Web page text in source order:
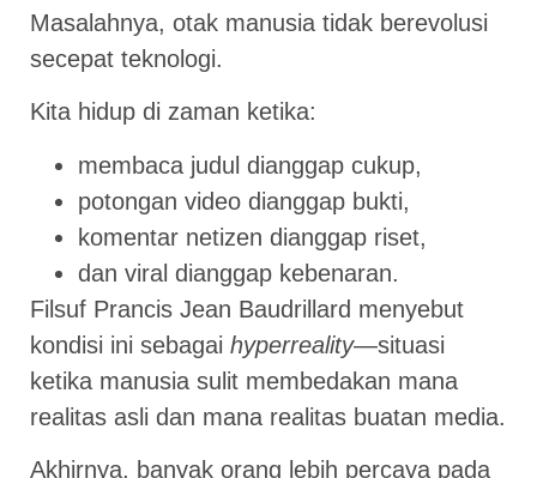
Masalahnya, otak manusia tidak berevolusi
secepat teknologi.
Kita hidup di zaman ketika:
membaca judul dianggap cukup,
potongan video dianggap bukti,
komentar netizen dianggap riset,
dan viral dianggap kebenaran.
Filsuf Prancis Jean Baudrillard menyebut
kondisi ini sebagai hyperreality—situasi
ketika manusia sulit membedakan mana
realitas asli dan mana realitas buatan media.
Akhirnya, banyak orang lebih percaya pada